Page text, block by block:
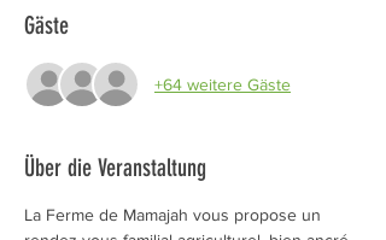
Gäste
+64 weitere Gäste
Über die Veranstaltung
La Ferme de Mamajah vous propose un